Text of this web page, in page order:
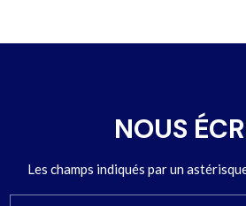
NOUS
Les champs indiqués par un